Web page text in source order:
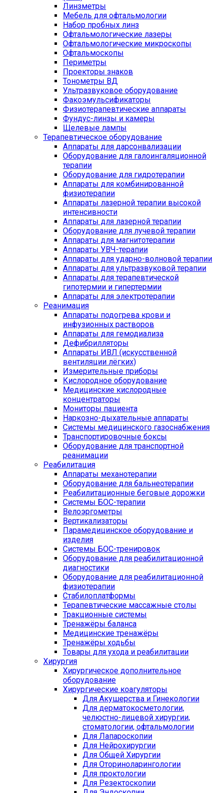
Линзметры
Мебель для офтальмологии
Набор пробных линз
Офтальмологические лазеры
Офтальмологические микроскопы
Офтальмоскопы
Периметры
Проекторы знаков
Тонометры ВД
Ультразвуковое оборудование
Факоэмульсификаторы
Физиотерапевтические аппараты
Фундус-линзы и камеры
Щелевые лампы
Терапевтическое оборудование
Аппараты для дарсонвализации
Оборудование для галоингаляционной
терапии
Оборудование для гидротерапии
Аппараты для комбинированной
физиотерапии
Аппараты лазерной терапии высокой
интенсивности
Аппараты для лазерной терапии
Оборудование для лучевой терапии
Аппараты для магнитотерапии
Аппараты УВЧ-терапии
Аппараты для ударно-волновой терапии
Аппараты для ультразвуковой терапии
Аппараты для терапевтической
гипотермии и гипертермии
Аппараты для электротерапии
Реанимация
Аппараты подогрева крови и
инфузионных растворов
Аппараты для гемодиализа
Дефибрилляторы
Аппараты ИВЛ (искусственной
вентиляции лёгких)
Измерительные приборы
Кислородное оборудование
Медицинские кислородные
концентраторы
Мониторы пациента
Наркозно-дыхательные аппараты
Системы медицинского газоснабжения
Транспортировочные боксы
Оборудование для транспортной
реанимации
Реабилитация
Аппараты механотерапии
Оборудование для бальнеотерапии
Реабилитационные беговые дорожки
Системы БОС-терапии
Велоэргометры
Вертикализаторы
Парамедицинское оборудование и
изделия
Системы БОС-тренировок
Оборудование для реабилитационной
диагностики
Оборудование для реабилитационной
физиотерапии
Стабилоплатформы
Терапевтические массажные столы
Тракционные системы
Тренажёры баланса
Медицинские тренажёры
Тренажёры ходьбы
Товары для ухода и реабилитации
Хирургия
Хирургическое дополнительное
оборудование
Хирургические коагуляторы
Для Акушерства и Гинекологии
Для дерматокосметологии,
челюстно-лицевой хирургии,
стоматологии, офтальмологии
Для Лапароскопии
Для Нейрохирургии
Для Общей Хирургии
Для Оториноларингологии
Для проктологии
Для Резектоскопии